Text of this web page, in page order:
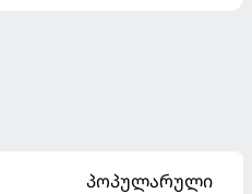
პოპულარული